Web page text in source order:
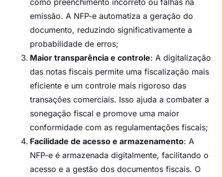
emissão. A NFP-e automatiza a geração do
documento, reduzindo significativamente a
probabilidade de erros;
Maior transparência e controle: A digitalização
das notas fiscais permite uma fiscalização mais
eficiente e um controle mais rigoroso das
transações comerciais. Isso ajuda a combater a
sonegação fiscal e promove uma maior
conformidade com as regulamentações fiscais;
Facilidade de acesso e armazenamento: A
NFP-e é armazenada digitalmente, facilitando o
acesso e a gestão dos documentos fiscais. O